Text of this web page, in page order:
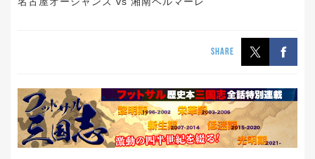
SHARE